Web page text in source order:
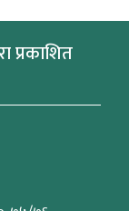
प्रकाशित